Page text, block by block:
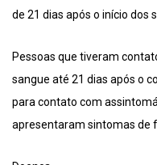
de 21 dias após o início dos
Pessoas que tiveram
sangue até 21 dias após o
para contato com
apresentaram sintomas de